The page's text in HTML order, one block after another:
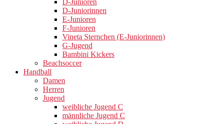
D-Junioren
D-Juniorinnen
E-Junioren
F-Junioren
Vineta Sternchen (E-Juniorinnen)
G-Jugend
Bambini Kickers
Beachsoccer
Handball
Damen
Herren
Jugend
weibliche Jugend C
männliche Jugend C